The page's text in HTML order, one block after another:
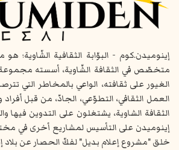
إينوميدن.كوم - البوّابة الثقافية الشّاوية؛
متخصّص في الثقافة الشّاوية، أسسته
الغيور على ثقافته، الواعي بالمخاطر التي
العمل الثقافي، التطوّعي، الجادّ، من قبل أفراد
الثقافة الشاوية، يشتغلون على التدوين فيها
إينوميدن على التأسيس لمشاريع أخرى في
خلق "مشروع إعلام بديل" لفكّ الحصار عن بلاد